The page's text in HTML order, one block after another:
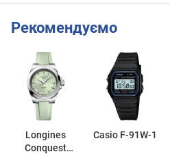
Рекомендуємо
Longines
Conquest
Casio F-91W-1